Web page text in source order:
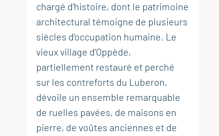
chargé d’histoire, dont le patrimoine
architectural témoigne de plusieurs
siècles d’occupation humaine. Le
vieux village d’Oppède,
partiellement restauré et perché
sur les contreforts du Luberon,
dévoile un ensemble remarquable
de ruelles pavées, de maisons en
pierre, de voûtes anciennes et de